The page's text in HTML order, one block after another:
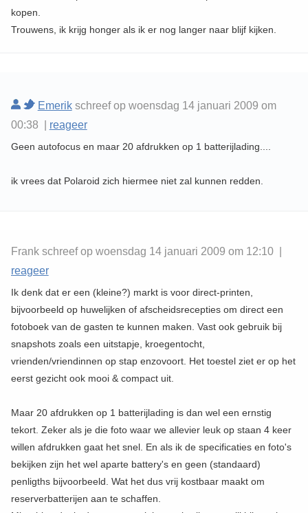
kopen.
Trouwens, ik krijg honger als ik er nog langer naar blijf kijken.
Emerikschreef op woensdag 14 januari 2009 om
00:38 | reageer
Geen autofocus en maar 20 afdrukken op 1 batterijlading....
ik vrees dat Polaroid zich hiermee niet zal kunnen redden.
Frank schreef op woensdag 14 januari 2009 om 12:10 |
reageer
Ik denk dat er een (kleine?) markt is voor direct-printen,
bijvoorbeeld op huwelijken of afscheidsrecepties om direct een
fotoboek van de gasten te kunnen maken. Vast ook gebruik bij
snapshots zoals een uitstapje, kroegentocht,
vrienden/vriendinnen op stap enzovoort. Het toestel ziet er op het
eerst gezicht ook mooi & compact uit.
Maar 20 afdrukken op 1 batterijlading is dan wel een ernstig
tekort. Zeker als je die foto waar we allevier leuk op staan 4 keer
willen afdrukken gaat het snel. En als ik de specificaties en foto's
bekijken zijn het wel aparte battery's en geen (standaard)
penligths bijvoorbeeld. Wat het dus vrij kostbaar maakt om
reserverbatterijen aan te schaffen.